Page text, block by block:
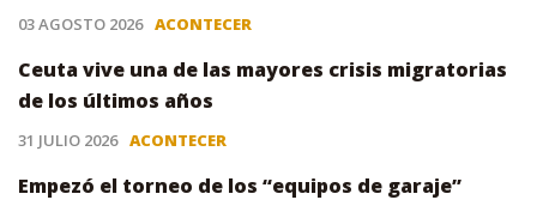
03 AGOSTO 2026 ACONTECER
Ceuta vive una de las mayores crisis migratorias
de los últimos años
31 JULIO 2026 ACONTECER
Empezó el torneo de los “equipos de garaje”